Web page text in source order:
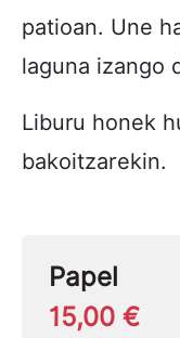
patioan. Une
laguna izango
Liburu honek
bakoitzarekin.
Papel
15,00 €